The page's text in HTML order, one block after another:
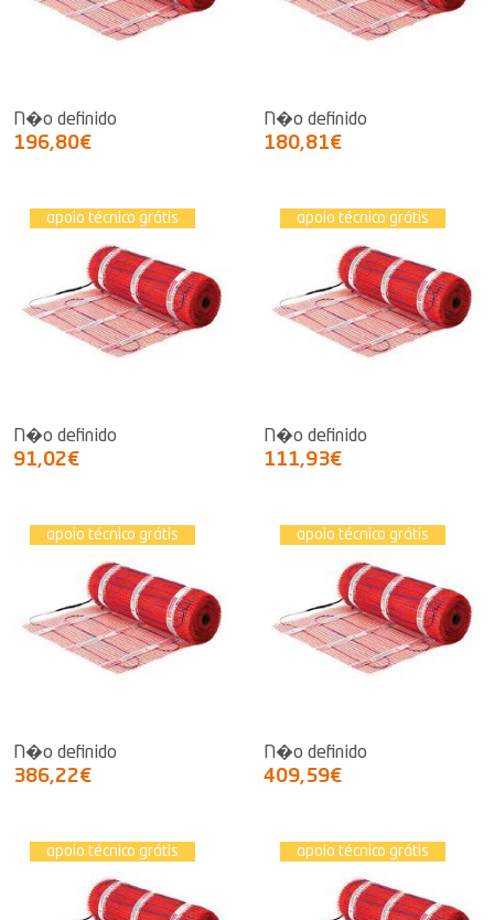
N�o definido
196,80€
N�o definido
180,81€
apoio técnico grátis
N�o definido
91,02€
apoio técnico grátis
N�o definido
111,93€
apoio técnico grátis
N�o definido
386,22€
apoio técnico grátis
N�o definido
409,59€
apoio técnico grátis apoio técnico grátis